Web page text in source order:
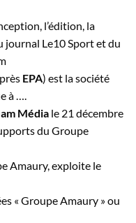
l’édition, la
journal Le10 Sport et du
EPA) est la société
à….
Média le 21 décembre
du Groupe
Amaury, exploite le
« Groupe Amaury » ou